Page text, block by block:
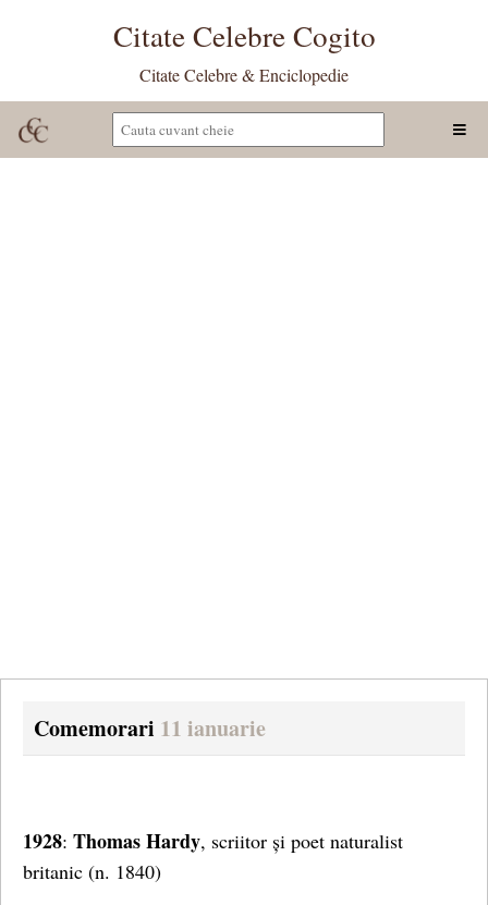
Citate Celebre Cogito
Citate Celebre & Enciclopedie
Comemorari 11 ianuarie
1928: Thomas Hardy, scriitor și poet naturalist
britanic (n. 1840)